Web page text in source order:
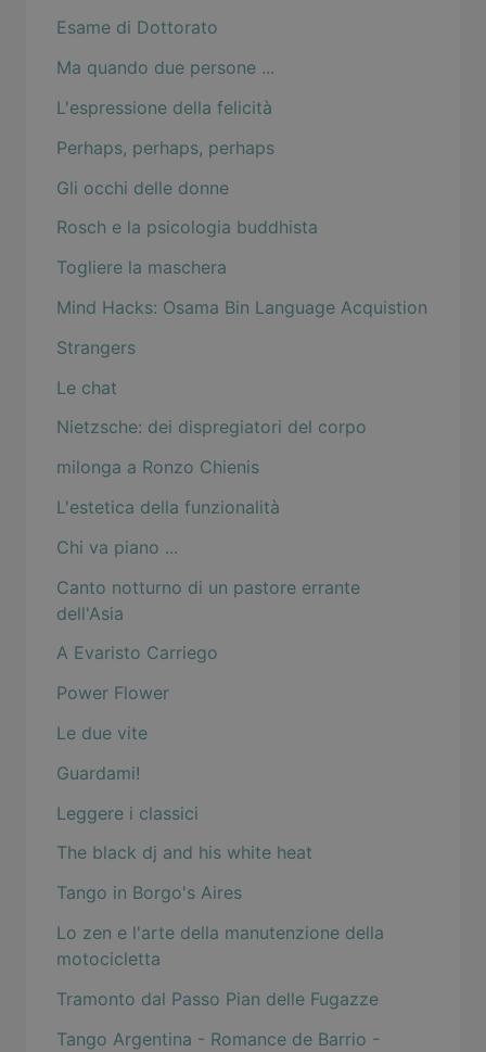
Esame di Dottorato
Ma quando due persone ...
L'espressione della felicità
Perhaps, perhaps, perhaps
Gli occhi delle donne
Rosch e la psicologia buddhista
Togliere la maschera
Mind Hacks: Osama Bin Language Acquistion
Strangers
Le chat
Nietzsche: dei dispregiatori del corpo
milonga a Ronzo Chienis
L'estetica della funzionalità
Chi va piano ...
Canto notturno di un pastore errante
dell'Asia
A Evaristo Carriego
Power Flower
Le due vite
Guardami!
Leggere i classici
The black dj and his white heat
Tango in Borgo's Aires
Lo zen e l'arte della manutenzione della
motocicletta
Tramonto dal Passo Pian delle Fugazze
Tango Argentina - Romance de Barrio -